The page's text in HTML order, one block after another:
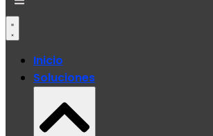
Inicio
Soluciones